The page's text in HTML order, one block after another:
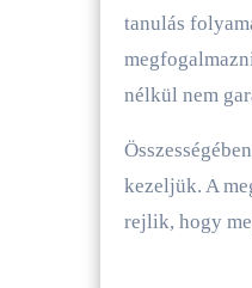
tanulás
nélkül nem
kezeljük. A
rejlik, hogy